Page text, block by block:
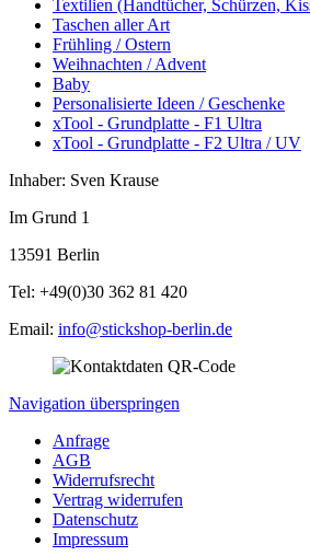
Textilien (Handtücher, Schürzen,
Taschen aller Art
Frühling / Ostern
Weihnachten / Advent
Baby
Personalisierte Ideen / Geschenke
xTool - Grundplatte - F1 Ultra
xTool - Grundplatte - F2 Ultra / UV
Inhaber: Sven Krause
Im Grund 1
13591 Berlin
Tel: +49(0)30 362 81 420
Email: info@stickshop-berlin.de
Navigation überspringen
Anfrage
AGB
Widerrufsrecht
Vertrag widerrufen
Datenschutz
Impressum